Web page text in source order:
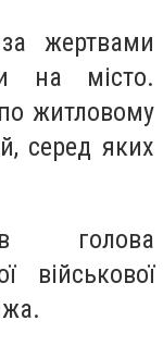
жертвами
на місто.
житловому
серед яких
голова
військової